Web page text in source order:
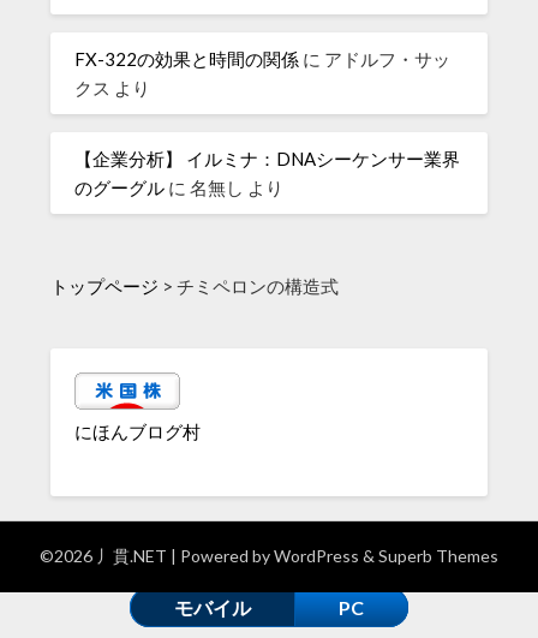
FX-322の効果と時間の関係 に アドルフ・サッ
クス より
【企業分析】 イルミナ：DNAシーケンサー業界
のグーグル に名無し より
トップページ >チミペロンの構造式
にほんブログ村
©2026 丿貫.NET | Powered byWordPress & Superb Themes
モバイル PC